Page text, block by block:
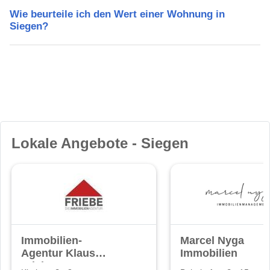
Wie beurteile ich den Wert einer Wohnung in
Siegen?
Lokale Angebote - Siegen
Immobilien-
Agentur Klaus
Friebe
Marcel Nyga
Immobilien